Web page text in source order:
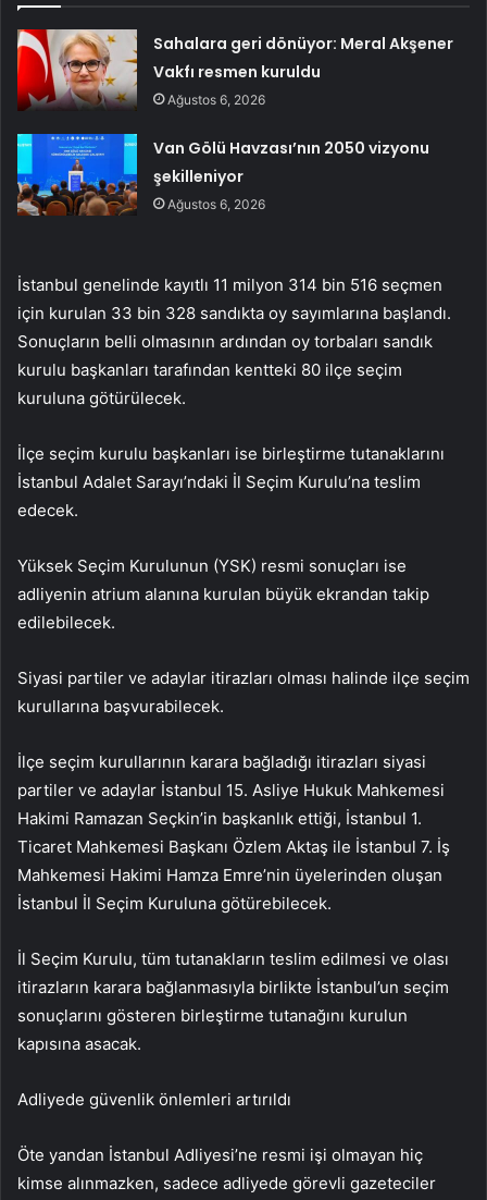
Sahalara geri dönüyor: Meral Akşener
Vakfı resmen kuruldu
Ağustos 6, 2026
Van Gölü Havzası’nın 2050 vizyonu
şekilleniyor
Ağustos 6, 2026
İstanbul genelinde kayıtlı 11 milyon 314 bin 516 seçmen
için kurulan 33 bin 328 sandıkta oy sayımlarına başlandı.
Sonuçların belli olmasının ardından oy torbaları sandık
kurulu başkanları tarafından kentteki 80 ilçe seçim
kuruluna götürülecek.
İlçe seçim kurulu başkanları ise birleştirme tutanaklarını
İstanbul Adalet Sarayı’ndaki İl Seçim Kurulu’na teslim
edecek.
Yüksek Seçim Kurulunun (YSK) resmi sonuçları ise
adliyenin atrium alanına kurulan büyük ekrandan takip
edilebilecek.
Siyasi partiler ve adaylar itirazları olması halinde ilçe seçim
kurullarına başvurabilecek.
İlçe seçim kurullarının karara bağladığı itirazları siyasi
partiler ve adaylar İstanbul 15. Asliye Hukuk Mahkemesi
Hakimi Ramazan Seçkin’in başkanlık ettiği, İstanbul 1.
Ticaret Mahkemesi Başkanı Özlem Aktaş ile İstanbul 7. İş
Mahkemesi Hakimi Hamza Emre’nin üyelerinden oluşan
İstanbul İl Seçim Kuruluna götürebilecek.
İl Seçim Kurulu, tüm tutanakların teslim edilmesi ve olası
itirazların karara bağlanmasıyla birlikte İstanbul’un seçim
sonuçlarını gösteren birleştirme tutanağını kurulun
kapısına asacak.
Adliyede güvenlik önlemleri artırıldı
Öte yandan İstanbul Adliyesi’ne resmi işi olmayan hiç
kimse alınmazken, sadece adliyede görevli gazeteciler